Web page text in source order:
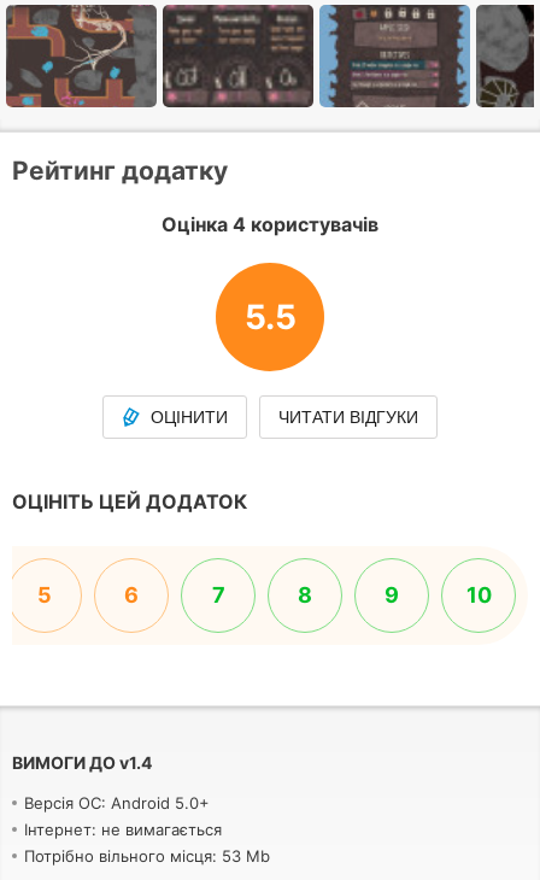
Рейтинг додатку
Оцінка 4 користувачів
5.5
ОЦІНИТИ ЧИТАТИ ВІДГУКИ
ОЦІНІТЬ ЦЕЙ ДОДАТОК
5 6 7 8 9 10
ВИМОГИ ДОv1.4
Версія ОС: Android 5.0+
Інтернет: не вимагається
Потрібно вільного місця: 53 Mb